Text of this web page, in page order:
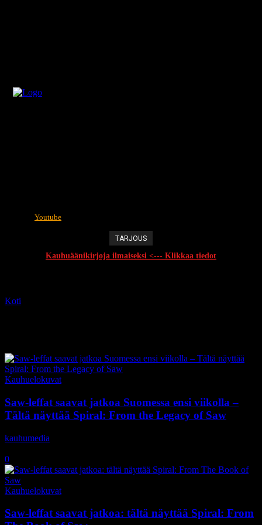
Youtube
TARJOUS
Kauhuäänikirjoja ilmaiseksi <--- Klikkaa tiedot
Koti
Kauhuelokuvat
Saw-leffat saavat jatkoa Suomessa ensi viikolla –
Tältä näyttää Spiral: From the Legacy of Saw
kauhumedia
0
Kauhuelokuvat
Saw-leffat saavat jatkoa: tältä näyttää Spiral: From